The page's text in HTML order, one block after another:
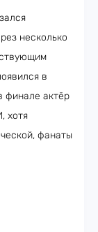
несколько
в
финале актёр
хотя
фанаты